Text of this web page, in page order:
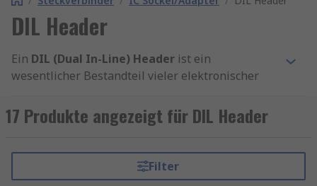
DIL Header
Ein DIL (Dual In-Line) Header ist ein
wesentlicher Bestandteil vieler elektronischer
Steckverbinder sind dafür bekannt, dass sie eine
effiziente Verbindung zwischen verschiedenen
finden breite Anwendung in einer Vielzahl von
Branchen, einschließlich der Computertechnik,
17 Produkte angezeigt für DIL Header
Filter